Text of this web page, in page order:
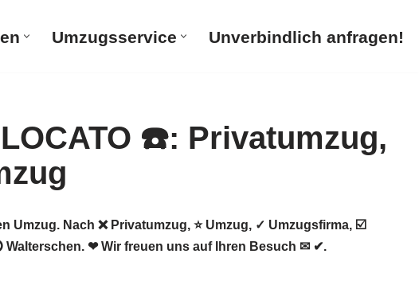
Umzugsservice Unverbindlich anfragen!
Nach ❌ Privatumzug, ⭐ Umzug, ✓ Umzugsfirma, ☑️
❤ Wir freuen uns auf Ihren Besuch ✉ ✔.